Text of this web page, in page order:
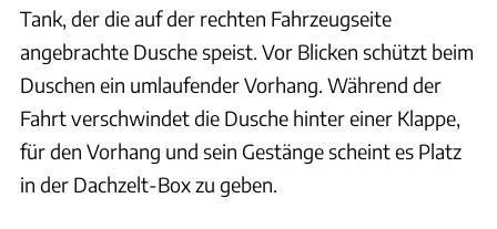
Tank, der die auf der rechten Fahrzeugseite
angebrachte Dusche speist. Vor Blicken schützt beim
Duschen ein umlaufender Vorhang. Während der
Fahrt verschwindet die Dusche hinter einer Klappe,
für den Vorhang und sein Gestänge scheint es Platz
in der Dachzelt-Box zu geben.